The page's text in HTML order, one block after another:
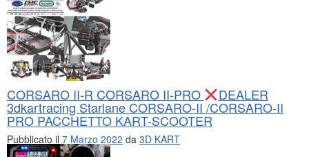
CORSARO II-R CORSARO II-PRO DEALER
3dkartracing Starlane CORSARO-II /CORSARO-II
PRO PACCHETTO KART-SCOOTER
Pubblicato il 7 Marzo 2022 da 3D KART